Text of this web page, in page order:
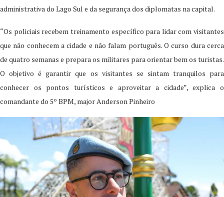
administrativa do Lago Sul e da segurança dos diplomatas na capital.
“Os policiais recebem treinamento específico para lidar com visitantes
que não conhecem a cidade e não falam português. O curso dura cerca
de quatro semanas e prepara os militares para orientar bem os turistas.
O objetivo é garantir que os visitantes se sintam tranquilos para
conhecer os pontos turísticos e aproveitar a cidade”, explica o
comandante do 5º BPM, major Anderson Pinheiro